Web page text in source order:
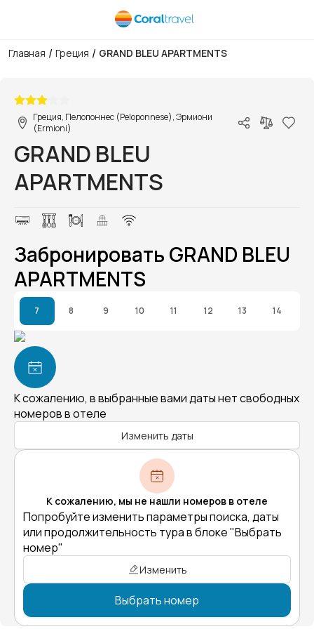
Главная / Греция / GRAND BLEU APARTMENTS
Греция, Пелопоннес (Peloponnese), Эрмиони
(Ermioni)
GRAND BLEU
APARTMENTS
Забронировать GRAND BLEU
APARTMENTS
7 8 9 10 11 12 13 14
К сожалению, в выбранные вами даты нет свободных
номеров в отеле
Изменить даты
К сожалению, мы не нашли номеров в отеле
Попробуйте изменить параметры поиска, даты
или продолжительность тура в блоке "Выбрать
номер"
Изменить
Выбрать номер